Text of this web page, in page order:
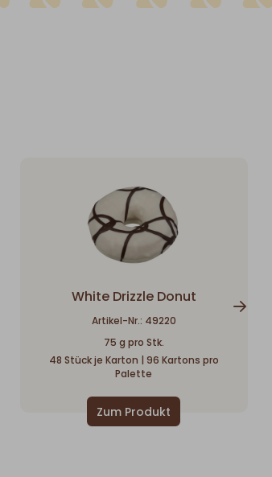
White Drizzle Donut
Artikel-Nr.: 49220
75 g pro Stk.
48 Stück je Karton | 96 Kartons pro
Palette